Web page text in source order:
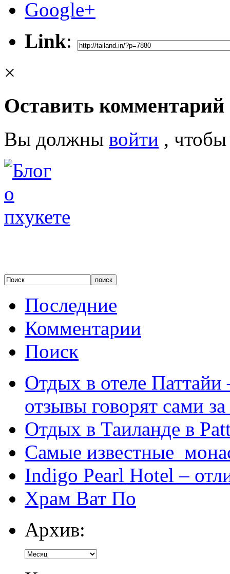
Google+
Link:
×
Оставить комментарий
Вы должны войти ,
Последние
Комментарии
Поиск
Отдых в отеле
отзывы говорят сами за
Отдых в Таиланде в
Самые известные
Indigo Pearl Hotel –
Храм Ват По
Архив: